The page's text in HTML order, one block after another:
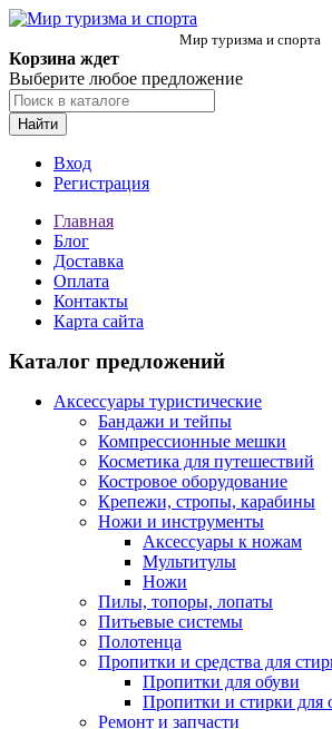
Мир туризма и спорта
Корзина ждет
Выберите любое предложение
Найти
Вход
Регистрация
Главная
Блог
Доставка
Оплата
Контакты
Карта сайта
Каталог предложений
Аксессуары туристические
Бандажи и тейпы
Компрессионные мешки
Косметика для путешествий
Костровое оборудование
Крепежи, стропы, карабины
Ножи и инструменты
Аксессуары к ножам
Мультитулы
Ножи
Пилы, топоры, лопаты
Питьевые системы
Полотенца
Пропитки и средства для
Пропитки для обуви
Пропитки и стирки для
Ремонт и запчасти